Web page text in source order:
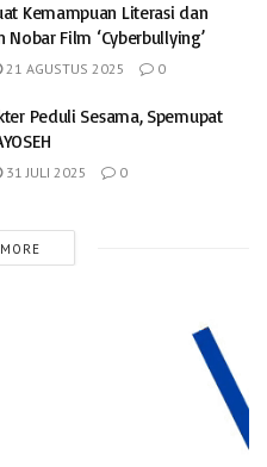
Kemampuan Literasi dan
Film ‘Cyberbullying’
21 AGUSTUS 2025 0
Peduli Sesama, Spemupat
31 JULI 2025 0